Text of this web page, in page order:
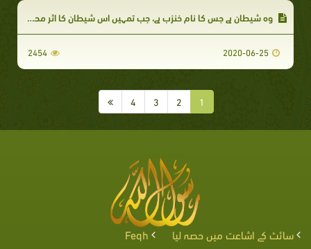
وہ شیطان ہے جس کا نام خنزب ہے، جب تمہیں اس شیطان کا اثر محسوس ہو تو اس سے اللہ تعالیٰ کی پناہ مانگو
2020-06-25
2454
1
2
3
4
سائٹ کے اشاعت میں حصہ لیا
Feqh